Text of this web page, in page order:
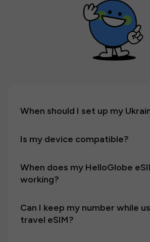
When should I set up my
Is my device compatible?
When does my HelloGlobe
working?
Can I keep my number while
travel eSIM?